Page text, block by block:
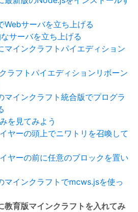
Webサーバを立ち上げる
サーバを立ち上げる
マインクラフトパイエディション
ラフトパイエディションリボーン
マインクラフト統合版でプログラ
を見てみよう
ヤーの頭上でニワトリを召喚して
ヤーの前に任意のブロックを置い
マインクラフトでmcws.jsを使っ
教育版マインクラフトを入れてみ